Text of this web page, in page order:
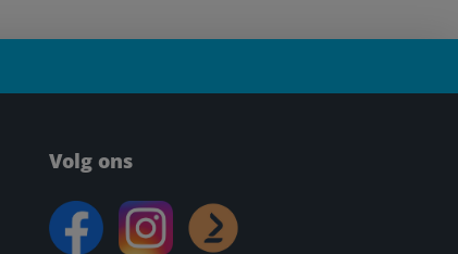
Volg ons